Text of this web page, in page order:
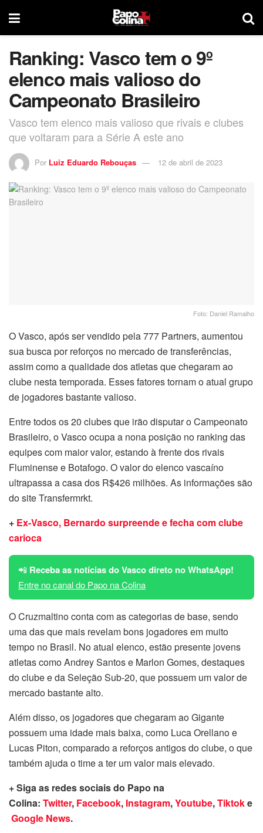
Ranking: Vasco tem o 9º
elenco mais valioso do
Campeonato Brasileiro
Vasco tem elenco mais valioso que rivais e clubes
que voltaram para a Série A este ano
Por Luiz Eduardo Rebouças 12 de abril de 2023
Foto: Daniel Ramalho
O Vasco, após ser vendido pela 777 Partners, aumentou
sua busca por reforços no mercado de transferências,
assim como a qualidade dos atletas que chegaram ao
clube nesta temporada. Esses fatores tornam o atual grupo
de jogadores bastante valioso.
Entre todos os 20 clubes que irão disputar o Campeonato
Brasileiro, o Vasco ocupa a nona posição no ranking das
equipes com maior valor, estando à frente dos rivais
Fluminense e Botafogo. O valor do elenco vascaíno
ultrapassa a casa dos R$426 milhões. As informações são
do site Transfermrkt.
+ Ex-Vasco, Bernardo surpreende e fecha com clube
carioca
📲 Receba as notícias do Vasco direto no WhatsApp!
Entre no canal do Papo na Colina
O Cruzmaltino conta com as categorias de base, sendo
uma das que mais revelam bons jogadores em muito
tempo no Brasil. No atual elenco, estão presente jovens
atletas como Andrey Santos e Marlon Gomes, destaques
do clube e da Seleção Sub-20, que possuem um valor de
mercado bastante alto.
Além disso, os jogadores que chegaram ao Gigante
possuem uma idade mais baixa, como Luca Orellano e
Lucas Piton, comparado a reforços antigos do clube, o que
também ajuda o time a ter um valor mais elevado.
+ Siga as redes sociais do Papo na
Colina: Twitter, Facebook, Instagram,Youtube,Tiktoke
Google News.